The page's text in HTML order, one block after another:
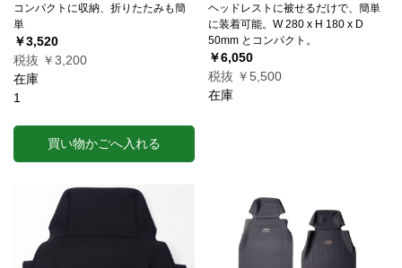
コンパクトに収納、折りたたみも簡
単
￥3,520
税抜 ￥3,200
在庫
1
買い物かごへ入れる
ヘッドレストに被せるだけで、簡単
に装着可能。W 280 x H 180 x D
50mm とコンパクト。
￥6,050
税抜 ￥5,500
在庫